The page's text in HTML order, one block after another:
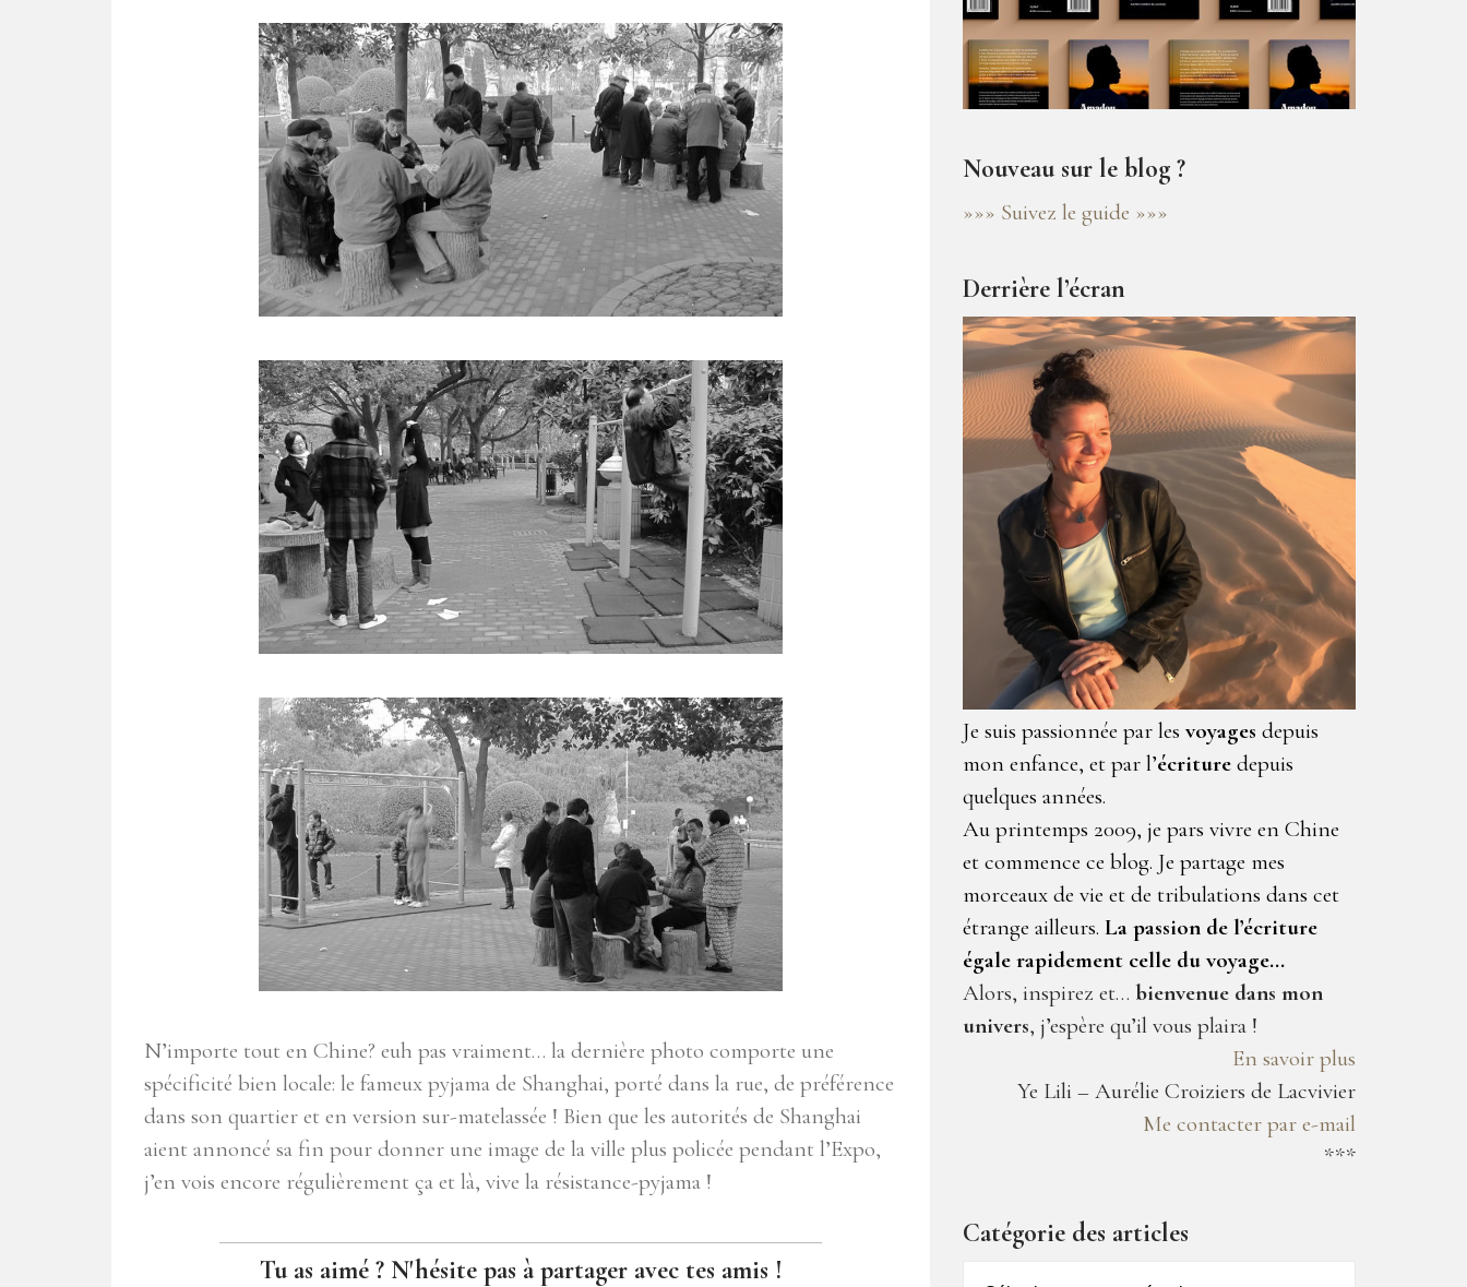
N’importe tout en Chine? euh pas vraiment… la dernière photo comporte une
spécificité bien locale: le fameux pyjama de Shanghai, porté dans la rue, de préférence
dans son quartier et en version sur-matelassée ! Bien que les autorités de Shanghai
aient annoncé sa fin pour donner une image de la ville plus policée pendant l’Expo,
j’en vois encore régulièrement ça et là, vive la résistance-pyjama !
Tu as aimé ? N'hésite pas à partager avec tes amis !
Nouveau sur le blog ?
»»» Suivez le guide »»»
Derrière l’écran
Je suis passionnée par les voyages depuis
mon enfance, et par l’écriture depuis
quelques années.
Au printemps 2009, je pars vivre en Chine
et commence ce blog. Je partage mes
morceaux de vie et de tribulations dans cet
étrange ailleurs. La passion de l’écriture
égale rapidement celle du voyage…
Alors, inspirez et… bienvenue dans mon
univers, j’espère qu’il vous plaira !
En savoir plus
Ye Lili – Aurélie Croiziers de Lacvivier
Me contacter par e-mail
***
Catégorie des articles